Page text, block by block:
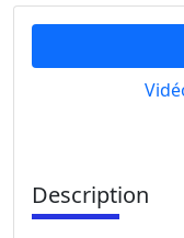
Description